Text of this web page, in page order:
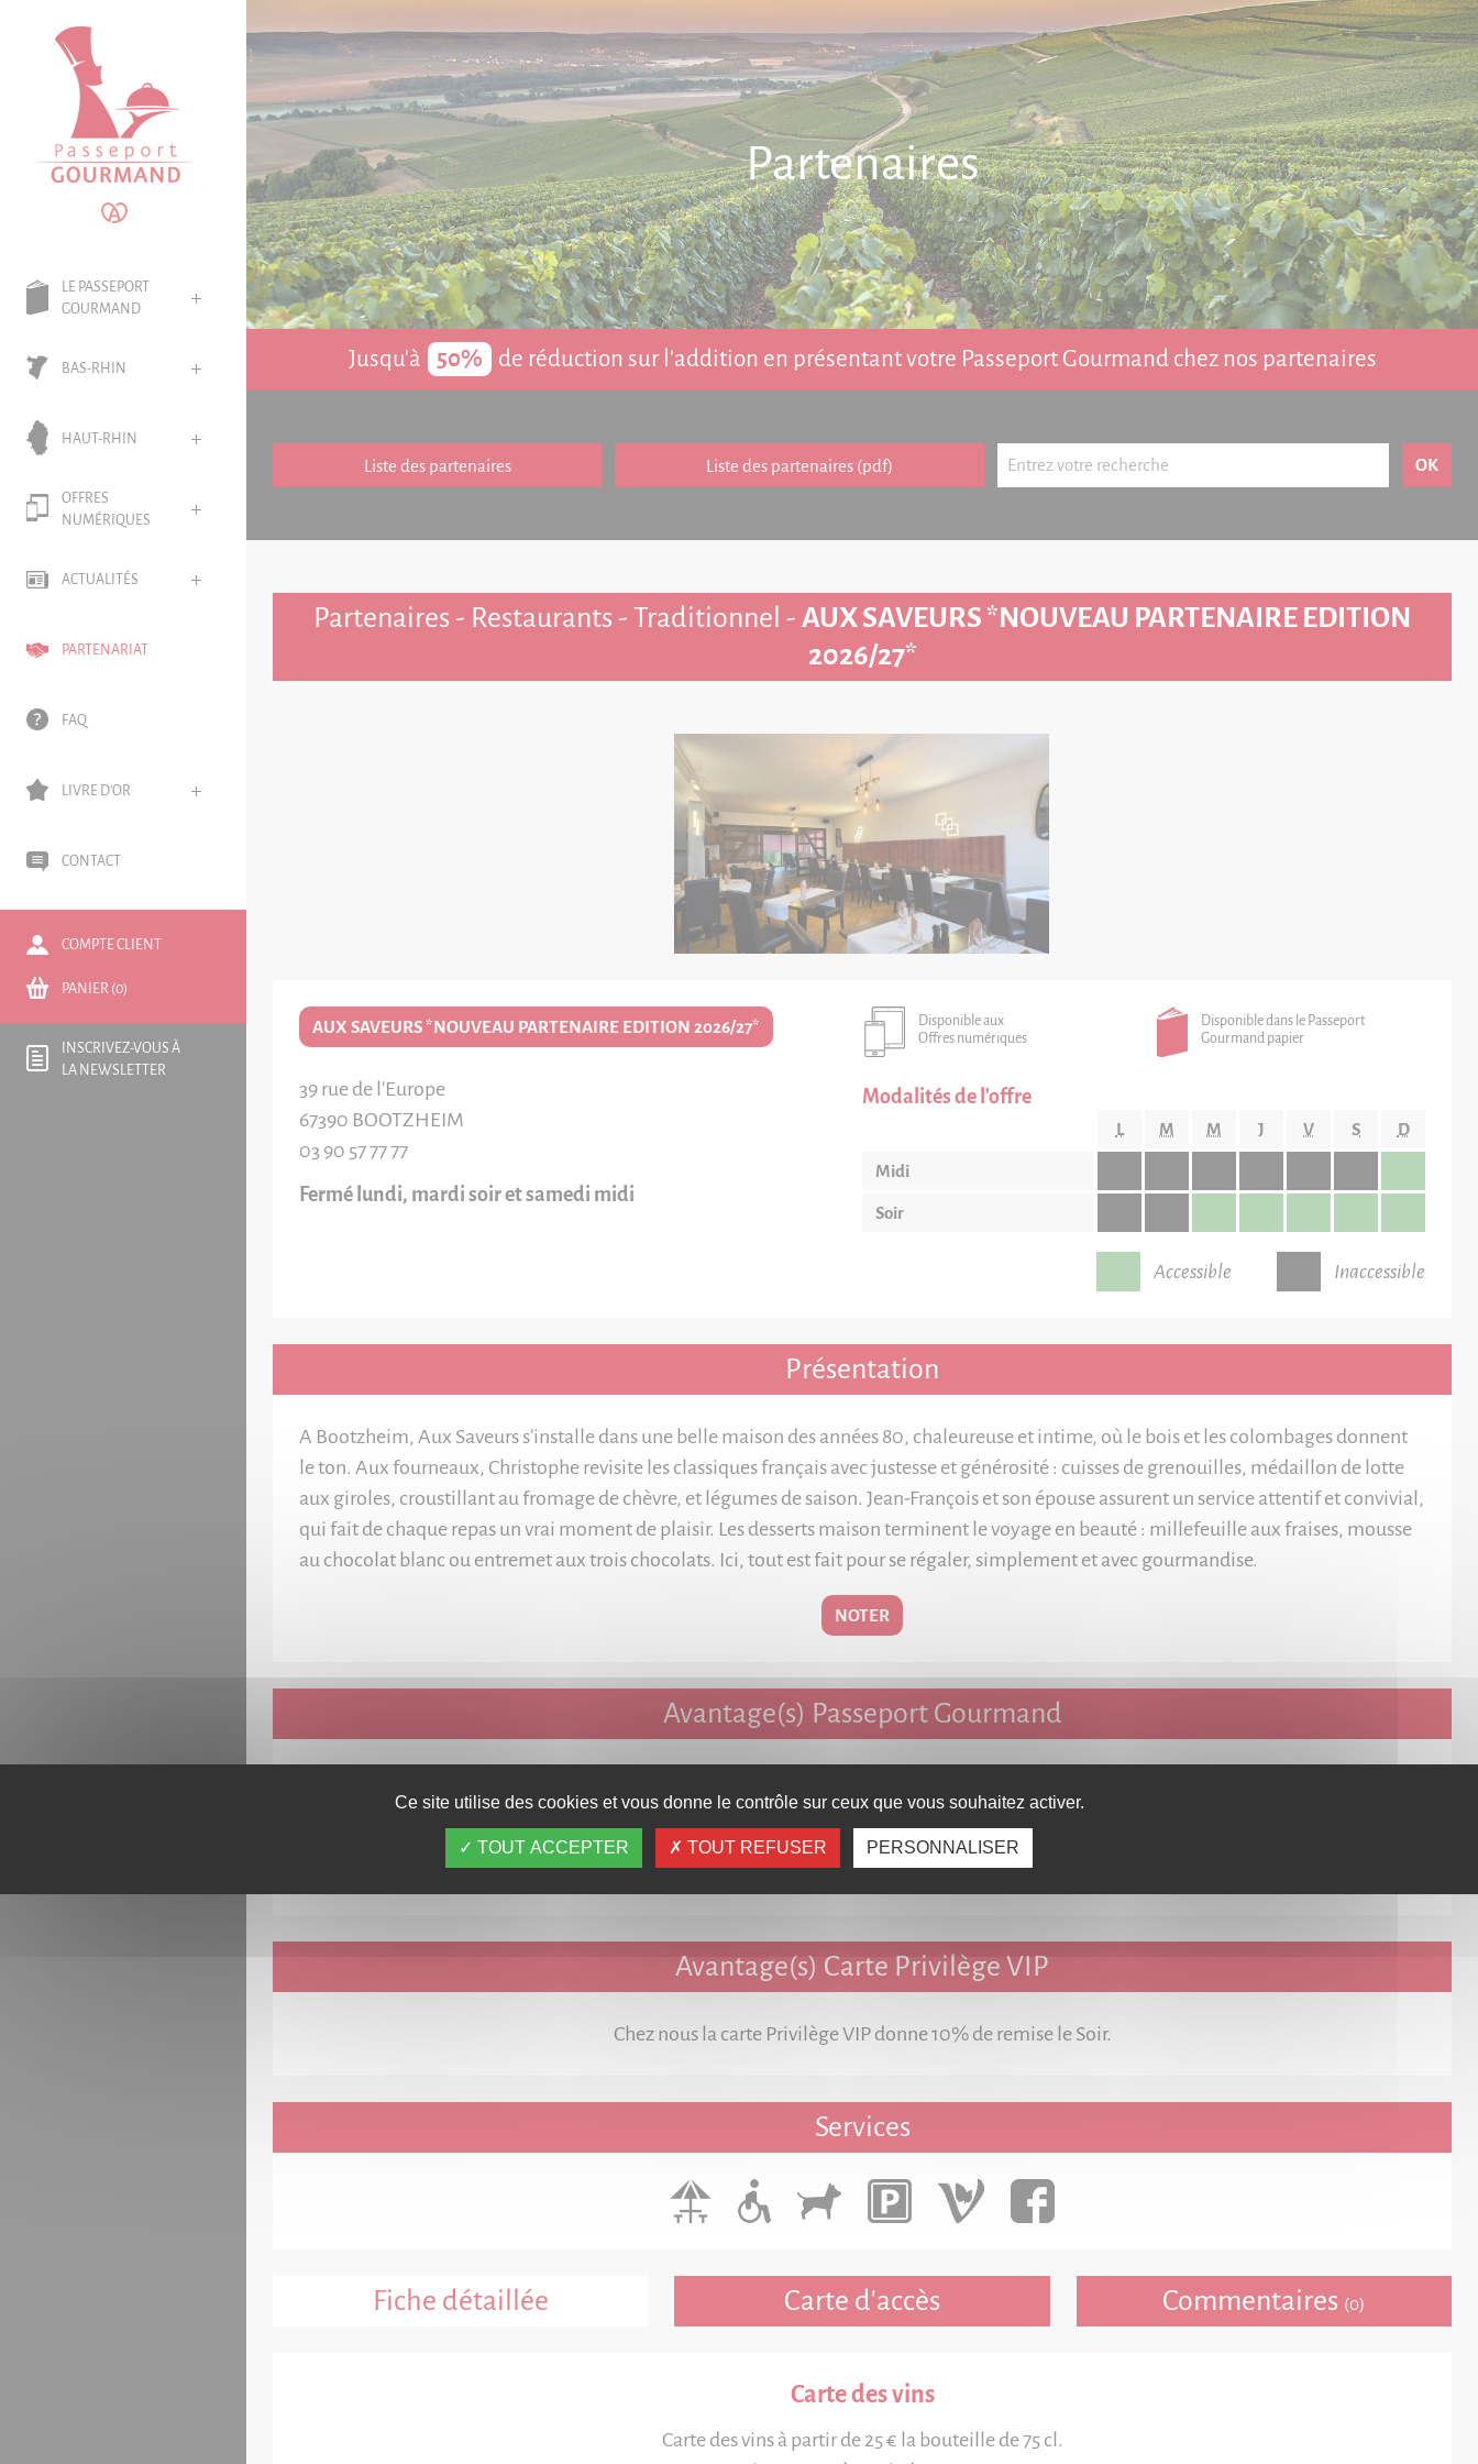
LE PASSEPORT
GOURMAND
BAS-RHIN
HAUT-RHIN
OFFRES
NUMÉRIQUES
ACTUALITÉS
PARTENARIAT
FAQ
LIVRE D'OR
CONTACT
COMPTE CLIENT
PANIER (0)
INSCRIVEZ-VOUS À
LA NEWSLETTER
Partenaires
Jusqu'à 50% de réduction sur l'addition en présentant votre Passeport Gourmand chez nos partenaires
Liste des partenaires Liste des partenaires (pdf)
Partenaires - Restaurants - Traditionnel - AUX SAVEURS *NOUVEAU PARTENAIRE EDITION
2026/27*
AUX SAVEURS *NOUVEAU PARTENAIRE EDITION 2026/27*
39 rue de l'Europe
67390 BOOTZHEIM
03 90 57 77 77
Fermé lundi, mardi soir et samedi midi
Disponible aux
Offres numériques
Disponible dans le Passeport
Gourmand papier
Modalités de l'offre
L M M J V S D
Midi
Soir
Accessible Inaccessible
Présentation
A Bootzheim, Aux Saveurs s’installe dans une belle maison des années 80, chaleureuse et intime, où le bois et les colombages donnent
le ton. Aux fourneaux, Christophe revisite les classiques français avec justesse et générosité : cuisses de grenouilles, médaillon de lotte
aux giroles, croustillant au fromage de chèvre, et légumes de saison. Jean-François et son épouse assurent un service attentif et convivial,
qui fait de chaque repas un vrai moment de plaisir. Les desserts maison terminent le voyage en beauté : millefeuille aux fraises, mousse
au chocolat blanc ou entremet aux trois chocolats. Ici, tout est fait pour se régaler, simplement et avec gourmandise.
NOTER
Avantage(s) Passeport Gourmand
40% pour 3 personnes, 30% pour 4 personnes ou 20% pour 5 ou 6 personnes, hors boissons.
PENSEZ A RESERVER ET A ACCOMPAGNER VOTRE REPAS D'AU MOINS UNE BOISSON PAYANTE PAR PERSONNE
Avantage(s) Carte Privilège VIP
Chez nous la carte Privilège VIP donne 10% de remise le Soir.
Services
Fiche détaillée Carte d'accès Commentaires (0)
Carte des vins
Carte des vins à partir de 25 € la bouteille de 75 cl.
Ce site utilise des cookies et vous donne le contrôle sur ceux que vous souhaitez activer.
TOUT ACCEPTER TOUT REFUSER PERSONNALISER